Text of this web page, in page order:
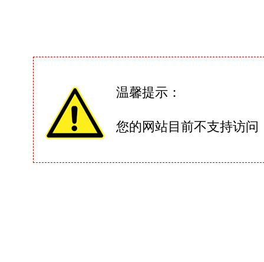
温馨提示：
您的网站目前不支持访